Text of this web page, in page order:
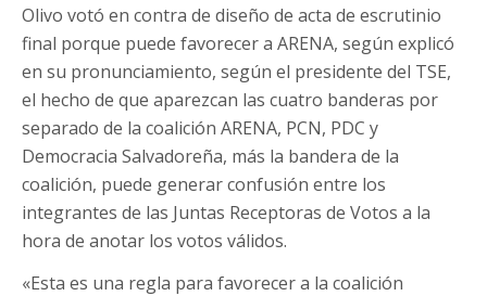
Olivo votó en contra de diseño de acta de escrutinio
final porque puede favorecer a ARENA, según explicó
en su pronunciamiento, según el presidente del TSE,
el hecho de que aparezcan las cuatro banderas por
separado de la coalición ARENA, PCN, PDC y
Democracia Salvadoreña, más la bandera de la
coalición, puede generar confusión entre los
integrantes de las Juntas Receptoras de Votos a la
hora de anotar los votos válidos.
«Esta es una regla para favorecer a la coalición